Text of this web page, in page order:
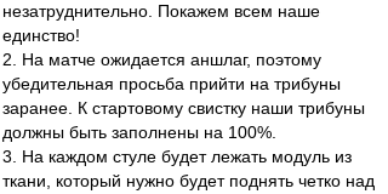
незатруднительно. Покажем всем наше
единство!
2. На матче ожидается аншлаг, поэтому
убедительная просьба прийти на трибуны
заранее. К стартовому свистку наши трибуны
должны быть заполнены на 100%.
3. На каждом стуле будет лежать модуль из
ткани, который нужно будет поднять четко над